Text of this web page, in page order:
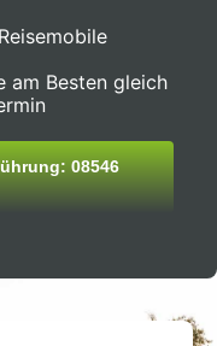
am Besten gleich
08546